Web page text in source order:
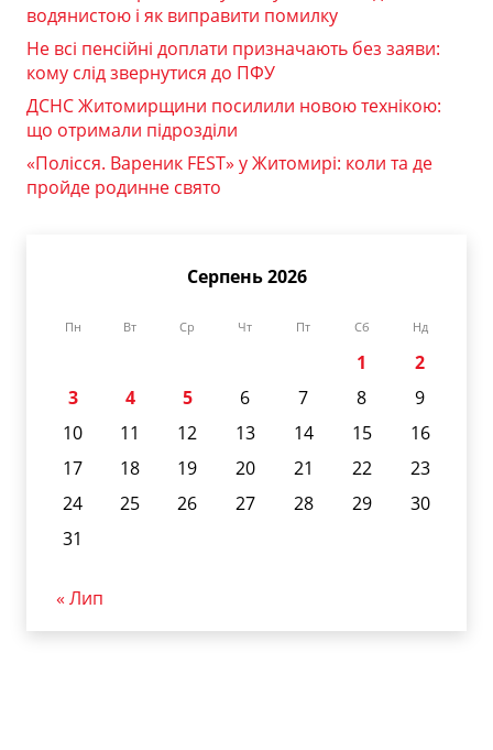
водянистою і як виправити помилку
Не всі пенсійні доплати призначають без заяви:
кому слід звернутися до ПФУ
ДСНС Житомирщини посилили новою технікою:
що отримали підрозділи
«Полісся. Вареник FEST» у Житомирі: коли та де
пройде родинне свято
Серпень 2026
Пн Вт Ср Чт Пт Сб Нд
1
2
3
4 5 6 7 8
9
10
11 12 13 14 15
16
17
18 19 20 21 22
23
24
25 26 27 28 29
30
31
« Лип